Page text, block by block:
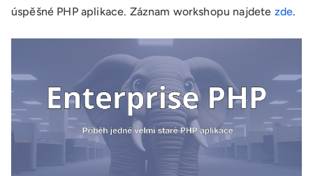
úspěšné PHP aplikace. Záznam workshopu najdete zde.